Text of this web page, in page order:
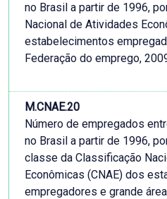
no Brasil a partir de 1996,
Nacional de Atividades
estabelecimentos
Federação do emprego,
M.CNAE.20
Número de empregados
no Brasil a partir de 1996,
classe da Classificação
Econômicas (CNAE) dos
empregadores e grande